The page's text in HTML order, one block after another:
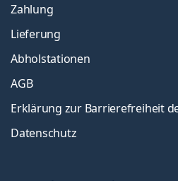
Zahlung
Lieferung
Abholstationen
AGB
Erklärung zur Barrierefreiheit
Datenschutz